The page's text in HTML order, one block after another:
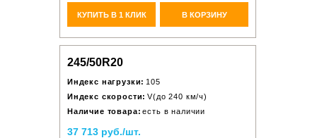
КУПИТЬ В 1 КЛИК В КОРЗИНУ
245/50R20
Индекс нагрузки: 105
Индекс скорости: V(до 240 км/ч)
Наличие товара: есть в наличии
37 713 руб./шт.